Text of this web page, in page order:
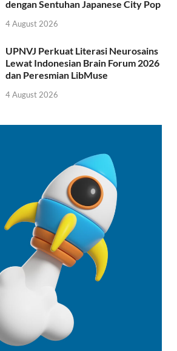
dengan Sentuhan Japanese City Pop
4 August 2026
UPNVJ Perkuat Literasi Neurosains
Lewat Indonesian Brain Forum 2026
dan Peresmian LibMuse
4 August 2026